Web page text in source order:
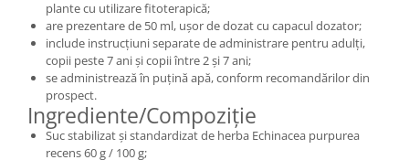
plante cu utilizare fitoterapică;
are prezentare de 50 ml, ușor de dozat cu capacul dozator;
include instrucțiuni separate de administrare pentru adulți,
copii peste 7 ani și copii între 2 și 7 ani;
se administrează în puțină apă, conform recomandărilor din
prospect.
Ingrediente/Compoziție
Suc stabilizat și standardizat de herba Echinacea purpurea
recens 60 g / 100 g;